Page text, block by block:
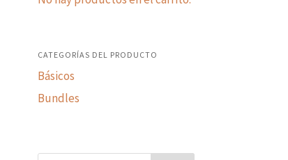
CATEGORÍAS DEL PRODUCTO
Básicos
Bundles